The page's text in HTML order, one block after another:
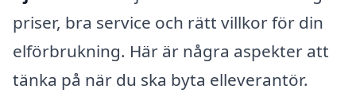
priser, bra service och rätt villkor för din
elförbrukning. Här är några aspekter att
tänka på när du ska byta elleverantör.